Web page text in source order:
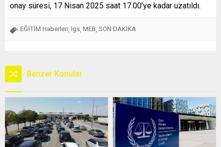
onay süresi, 17 Nisan 2025 saat 17.00’ye kadar uzatıldı.
EĞİTİM Haberleri lgs MEB SON DAKİKA
Benzer Konular